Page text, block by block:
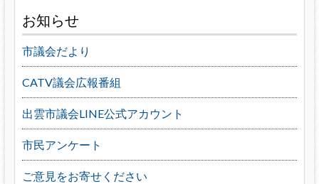
お知らせ
市議会だより
CATV議会広報番組
出雲市議会LINE公式アカウント
市民アンケート
ご意見をお寄せください